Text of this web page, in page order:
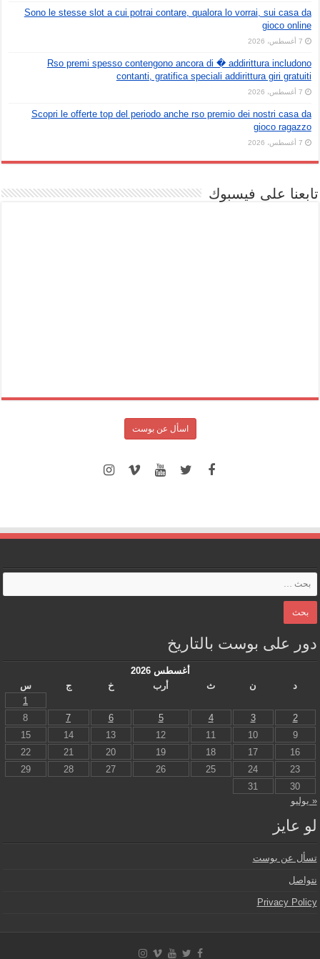
Sono le stesse slot a cui potrai contare, qualora lo vorrai, sui casa da
gioco online
7 أغسطس، 2026
Rso premi spesso contengono ancora di � addirittura includono
contanti, gratifica speciali addirittura giri gratuiti
7 أغسطس، 2026
Scopri le offerte top del periodo anche rso premio dei nostri casa da
gioco ragazzo
7 أغسطس، 2026
تابعنا على فيسبوك
اسأل عن بوست
دور على بوست بالتاريخ
أغسطس 2026
د
ن ث أرب خ ج
س
1
2
3
4
5
6
7
8
9
10
11
12
13
14
15
16
17
18
19
20
21
22
23
24
25
26
27
28
29
30
31
« يوليو
لو عايز
تسأل عن بوست
نتواصل
Privacy Policy